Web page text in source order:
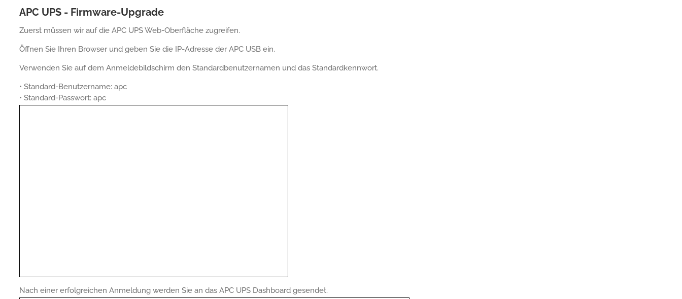
APC UPS - Firmware-Upgrade
Zuerst müssen wir auf die APC UPS Web-Oberfläche zugreifen.
Öffnen Sie Ihren Browser und geben Sie die IP-Adresse der APC USB ein.
Verwenden Sie auf dem Anmeldebildschirm den Standardbenutzernamen und das Standardkennwort.
• Standard-Benutzername: apc
• Standard-Passwort: apc
Nach einer erfolgreichen Anmeldung werden Sie an das APC UPS Dashboard gesendet.